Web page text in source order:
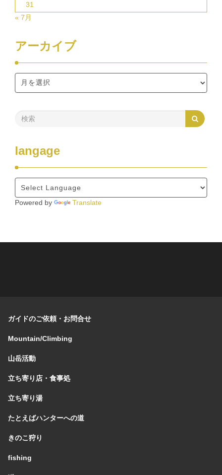
31
« 7月
アーカイブ
langage
Powered by Translate
ガイドのご依頼・お問合せ
Mountain/Climbing
山岳活動
立ち寄り店・食事処
立ち寄り湯
たとえばハンターへの道
きのこ狩り
fishing